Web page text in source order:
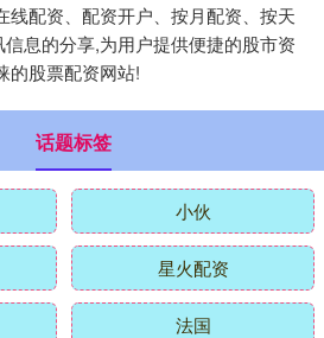
线配资、配资开户、按月配资、按天
息的分享,为用户提供便捷的股市资
的股票配资网站!
话题标签
小伙
星火配资
法国